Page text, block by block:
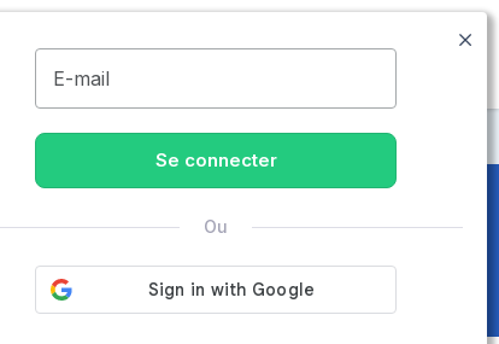
05.79.99.00.10
de-Didonne
(17110)
E-mail
Se connecter
Ou